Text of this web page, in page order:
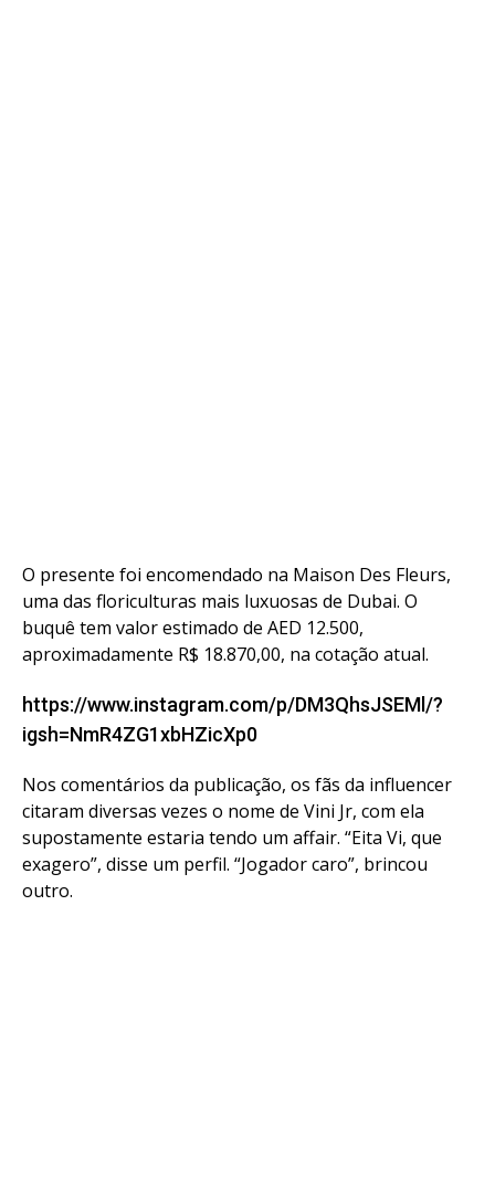
O presente foi encomendado na Maison Des Fleurs,
uma das floriculturas mais luxuosas de Dubai. O
buquê tem valor estimado de AED 12.500,
aproximadamente R$ 18.870,00, na cotação atual.
https://www.instagram.com/p/DM3QhsJSEMl/?
igsh=NmR4ZG1xbHZicXp0
Nos comentários da publicação, os fãs da influencer
citaram diversas vezes o nome de Vini Jr, com ela
supostamente estaria tendo um affair. “Eita Vi, que
exagero”, disse um perfil. “Jogador caro”, brincou
outro.